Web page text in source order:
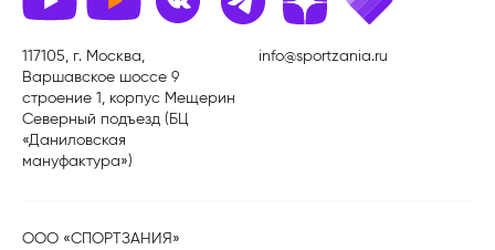
117105, г. Москва,
Варшавское шоссе 9
строение 1, корпус Мещерин
Северный подъезд (БЦ
«Даниловская
мануфактура»)
info@sportzania.ru
ООО «СПОРТЗАНИЯ»